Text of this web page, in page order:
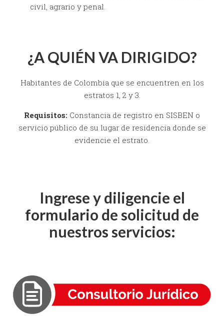
civil, agrario y penal.
¿A QUIÉN VA DIRIGIDO?
Habitantes de Colombia que se encuentren en los
estratos 1, 2 y 3.
Requisitos: Constancia de registro en SISBEN o
servicio público de su lugar de residencia donde se
evidencie el estrato.
Ingrese y diligencie el
formulario de solicitud de
nuestros servicios: